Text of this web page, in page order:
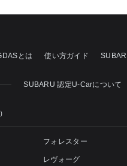
とは 使い方ガイド
SUBARU 認定U-Carについて
フォレスター
レヴォーグ